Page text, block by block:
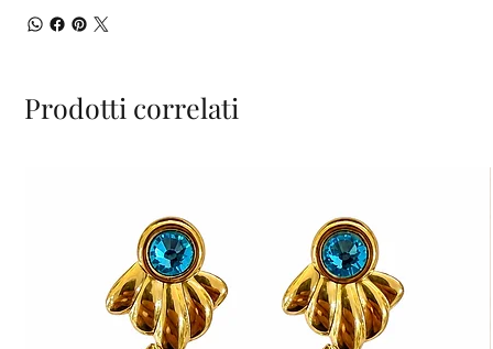
Prodotti correlati